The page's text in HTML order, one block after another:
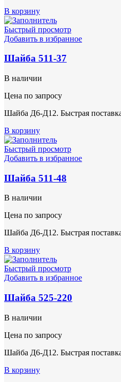
В корзину
Быстрый просмотр
Добавить в избранное
Шайба 511-37
В наличии
Цена по запросу
Шайба Д6-Д12. Быстрая
В корзину
Быстрый просмотр
Добавить в избранное
Шайба 511-48
В наличии
Цена по запросу
Шайба Д6-Д12. Быстрая
В корзину
Быстрый просмотр
Добавить в избранное
Шайба 525-220
В наличии
Цена по запросу
Шайба Д6-Д12. Быстрая
В корзину